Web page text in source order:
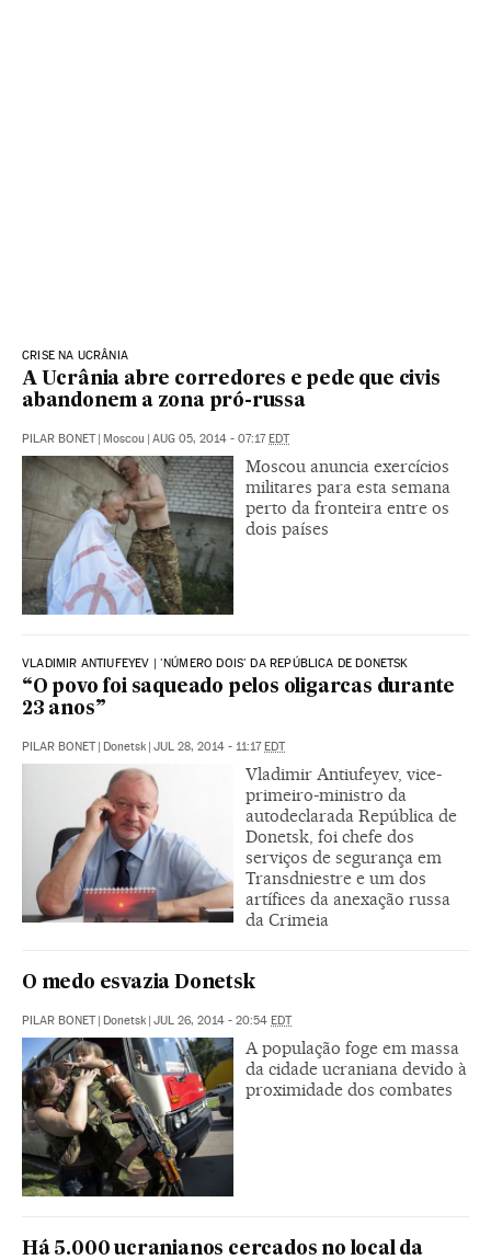
CRISE NA UCRÂNIA
A Ucrânia abre corredores e pede que civis
abandonem a zona pró-russa
PILAR BONET | Moscou | AUG 05, 2014 - 07:17EDT
Moscou anuncia exercícios
militares para esta semana
perto da fronteira entre os
dois países
VLADIMIR ANTIUFEYEV | 'NÚMERO DOIS' DA REPÚBLICA DE DONETSK
“O povo foi saqueado pelos oligarcas durante
23 anos”
PILAR BONET | Donetsk | JUL 28, 2014 - 11:17EDT
Vladimir Antiufeyev, vice-
primeiro-ministro da
autodeclarada República de
Donetsk, foi chefe dos
serviços de segurança em
Transdniestre e um dos
artífices da anexação russa
da Crimeia
O medo esvazia Donetsk
PILAR BONET | Donetsk | JUL 26, 2014 - 20:54 EDT
A população foge em massa
da cidade ucraniana devido à
proximidade dos combates
Há 5.000 ucranianos cercados no local da